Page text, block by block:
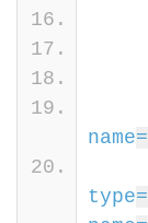
name=
type=